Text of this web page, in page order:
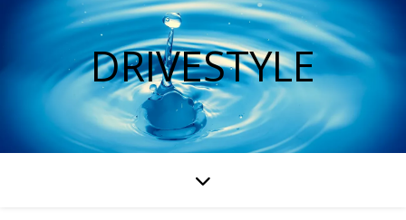
DRIVESTYLE